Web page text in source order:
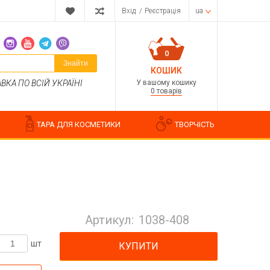
Вхід / Реєстрація ua
Знайти
ПО ВСІЙ УКРАЇНІ
0
КОШИК
У вашому кошику
0 товарів
Косметичні ароматизатори
Ароматизатори харчові
ТАРА ДЛЯ КОСМЕТИКИ ТВОРЧІСТЬ
шт
Артикул: 1038-408
КУПИТИ